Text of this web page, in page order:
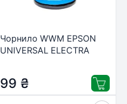
Чорнило WWM EPSON
UNIVERSAL ELECTRA
99 ₴